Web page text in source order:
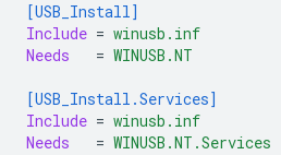
[USB_Install]
Include = winusb.inf
Needs
= WINUSB.NT
[USB_Install.Services]
Include = winusb.inf
Needs
= WINUSB.NT.Services